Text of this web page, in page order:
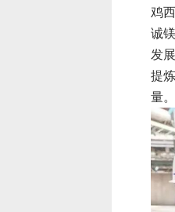
鸡
诚
发
提
量